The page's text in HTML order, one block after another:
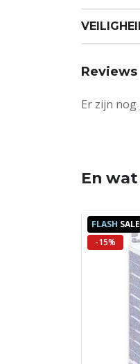
Reviews
Er zijn nog
En
FLASH SALE
-15%